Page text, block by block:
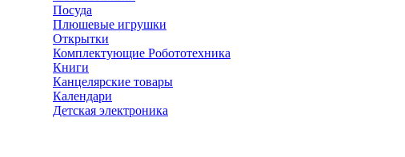
Посуда
Плюшевые игрушки
Открытки
Комплектующие Робототехника
Книги
Канцелярские товары
Календари
Детская электроника